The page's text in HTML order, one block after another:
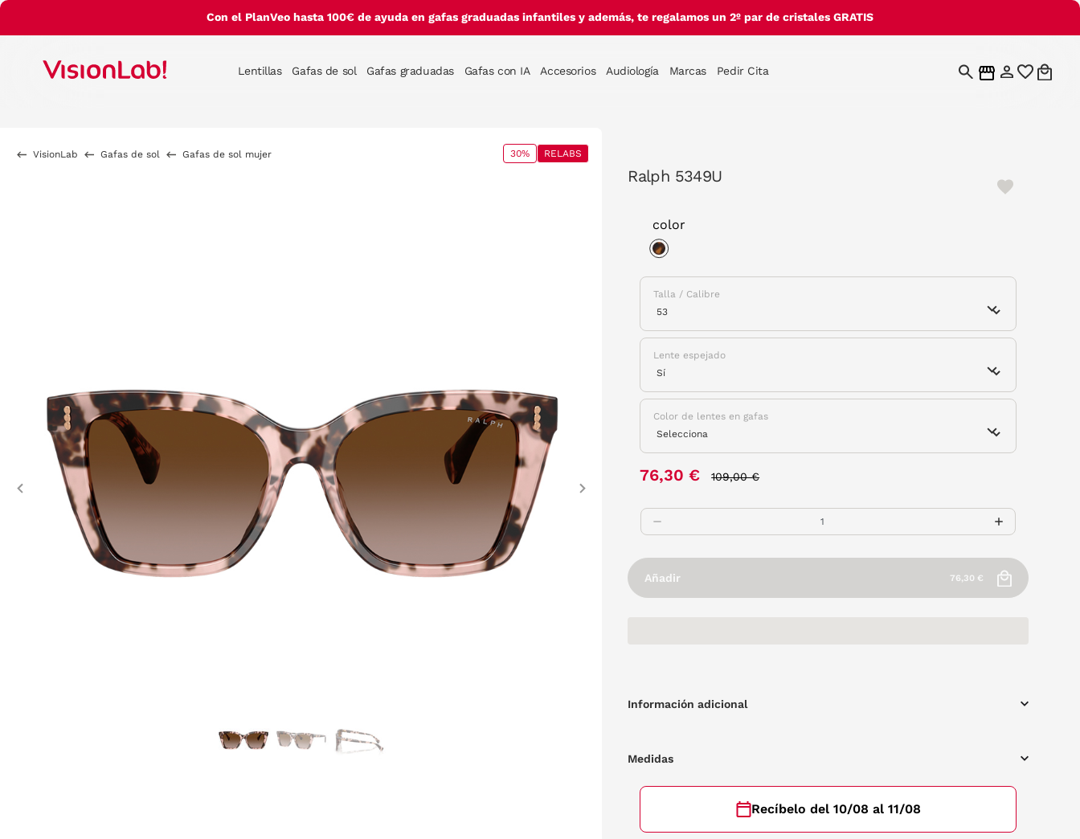
Con el PlanVeo hasta 100€ de ayuda en gafas graduadas infantiles y además, te regalamos un 2º par de cristales GRATIS
Lentillas Gafas de sol Gafas graduadas Gafas con IA Accesorios Audiología Marcas Pedir Cita
VisionLab Gafas de sol Gafas de sol mujer 30% RELABS
Previous
Ralph 5349U
color
Talla / Calibre
Lente espejado
Color de lentes en gafas
76,30 € 109,00 €
Añadir 76,30 €
Información adicional
Medidas
Recíbelo del 10/08 al 11/08